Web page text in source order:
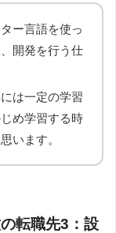
ー言語を使っ
開発を行う仕
は一定の学習
め学習する時
います。
転職先3：設